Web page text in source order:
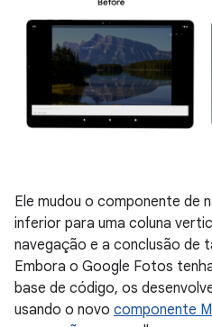
Ele mudou o componente de
inferior para uma coluna
navegação e a conclusão de
Embora o Google Fotos
base de código, os
usando o novo componente